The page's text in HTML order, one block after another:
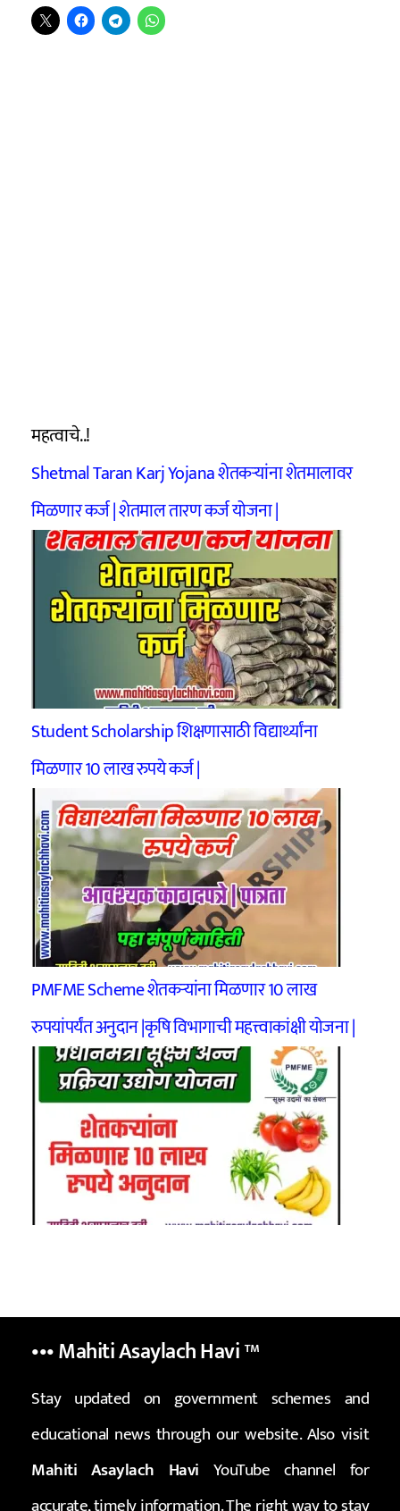
महत्वाचे..!
Shetmal Taran Karj Yojana शेतकऱ्यांना शेतमालावर
मिळणार कर्ज | शेतमाल तारण कर्ज योजना |
Student Scholarship शिक्षणासाठी विद्यार्थ्यांना
मिळणार 10 लाख रुपये कर्ज |
PMFME Scheme शेतकऱ्यांना मिळणार 10 लाख
रुपयांपर्यंत अनुदान |कृषि विभागाची महत्त्वाकांक्षी‍ योजना |
••• Mahiti Asaylach Havi™
Stay updated on government schemes and
educational news through our website. Also visit
Mahiti Asaylach Havi YouTube channel for